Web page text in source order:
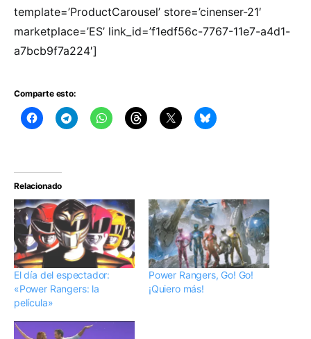
template=’ProductCarousel’ store=’cinenser-21′
marketplace=’ES’ link_id=’f1edf56c-7767-11e7-a4d1-
a7bcb9f7a224′]
Comparte esto:
Relacionado
El día del espectador:
«Power Rangers: la
película»
Power Rangers, Go! Go!
¡Quiero más!